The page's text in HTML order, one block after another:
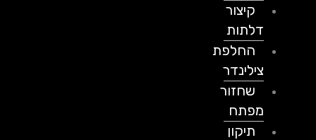
קיצור
דלתות
החלפת
צילינדר
שחזור
מפתח
תיקון